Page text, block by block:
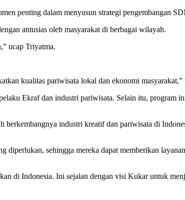
penting dalam menyusun strategi pengembangan
antusias oleh masyarakat di berbagai wilayah.
ucap Triyatma.
kualitas pariwisata lokal dan ekonomi masyarakat,”
Ekraf dan industri pariwisata. Selain itu, program
industri kreatif dan pariwisata di
diperlukan, sehingga mereka dapat memberikan
di Indonesia. Ini sejalan dengan visi Kukar untuk